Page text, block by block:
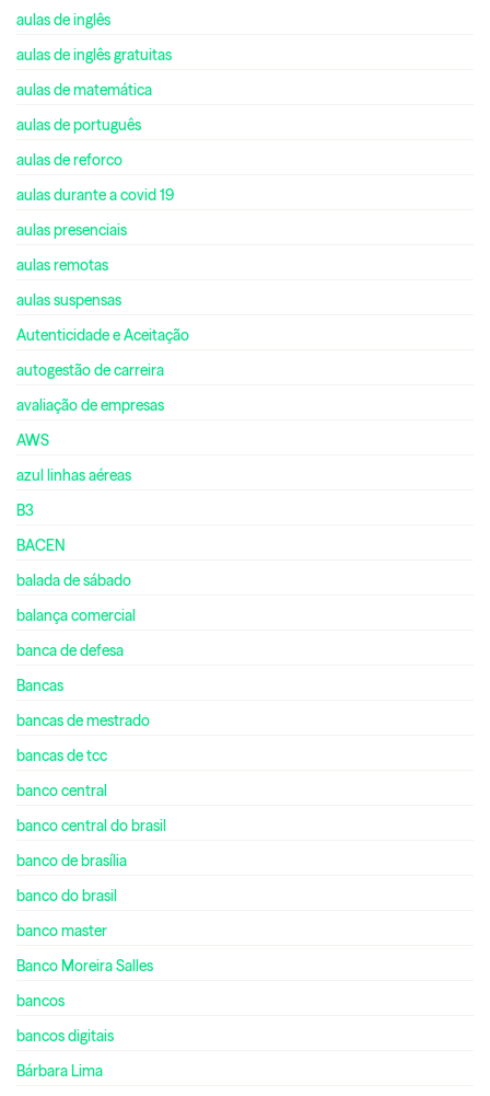
aulas de inglês
aulas de inglês gratuitas
aulas de matemática
aulas de português
aulas de reforco
aulas durante a covid 19
aulas presenciais
aulas remotas
aulas suspensas
Autenticidade e Aceitação
autogestão de carreira
avaliação de empresas
AWS
azul linhas aéreas
B3
BACEN
balada de sábado
balança comercial
banca de defesa
Bancas
bancas de mestrado
bancas de tcc
banco central
banco central do brasil
banco de brasília
banco do brasil
banco master
Banco Moreira Salles
bancos
bancos digitais
Bárbara Lima